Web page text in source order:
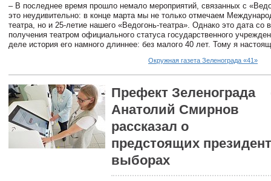
– В последнее время прошло немало мероприятий, связанных с
это неудивительно: в конце марта мы не только отмечаем
театра, но и 25-летие нашего «Ведогонь-театра». Однако это дата со
получения театром официального статуса государственного
деле история его намного длиннее: без малого 40 лет. Тому я
Окружная газета Зеленограда «41»
Префект Зеленограда
Анатолий Смирнов
рассказал о
предстоящих
выборах